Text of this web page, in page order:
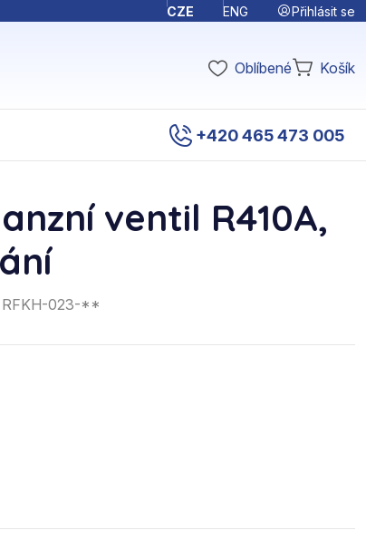
CZE ENG Přihlásit se
Oblíbené Košík
+420 465 473 005
ventil R410A,
RFKH-023-**